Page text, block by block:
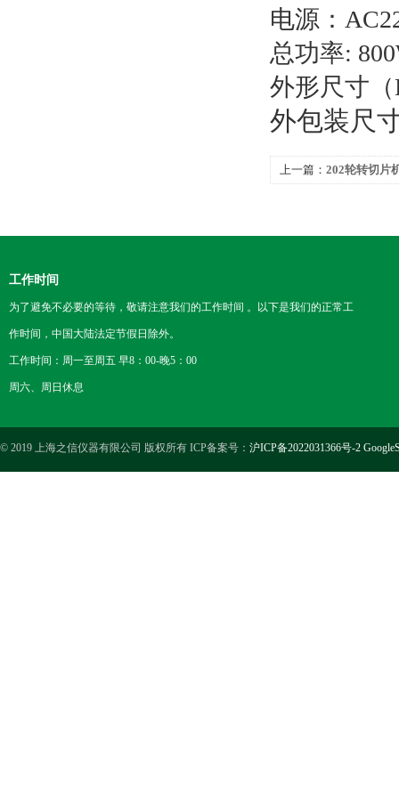
电源：
总功率:
外形尺寸（
外包装尺
上一篇： 202轮转切片
工作时间
为了避免不必要的等待，敬请注意我们的工作时间 。以下是我们的正常工
作时间，中国大陆法定节假日除外。
工作时间：周一至周五 早8：00-晚5：00
周六、周日休息
© 2019 上海之信仪器有限公司 版权所有 ICP备案号： 沪ICP备2022031366号-2